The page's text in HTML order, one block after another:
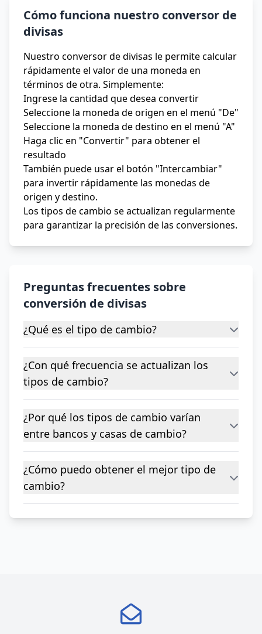
Cómo funciona nuestro conversor de
divisas
Nuestro conversor de divisas le permite calcular
rápidamente el valor de una moneda en
términos de otra. Simplemente:
Ingrese la cantidad que desea convertir
Seleccione la moneda de origen en el menú "De"
Seleccione la moneda de destino en el menú "A"
Haga clic en "Convertir" para obtener el
resultado
También puede usar el botón "Intercambiar"
para invertir rápidamente las monedas de
origen y destino.
Los tipos de cambio se actualizan regularmente
para garantizar la precisión de las conversiones.
Preguntas frecuentes sobre
conversión de divisas
¿Qué es el tipo de cambio?
¿Con qué frecuencia se actualizan los
tipos de cambio?
¿Por qué los tipos de cambio varían
entre bancos y casas de cambio?
¿Cómo puedo obtener el mejor tipo de
cambio?